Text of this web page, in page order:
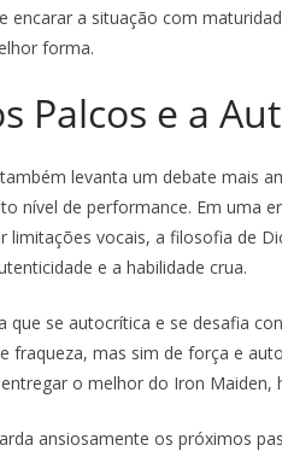
encarar a situação com
forma.
Palcos e a
levanta um debate mais
nível de performance. Em uma
limitações vocais, a filosofia de
e a habilidade crua.
que se autocrítica e se desafia
fraqueza, mas sim de força e
o melhor do Iron Maiden,
ansiosamente os próximos